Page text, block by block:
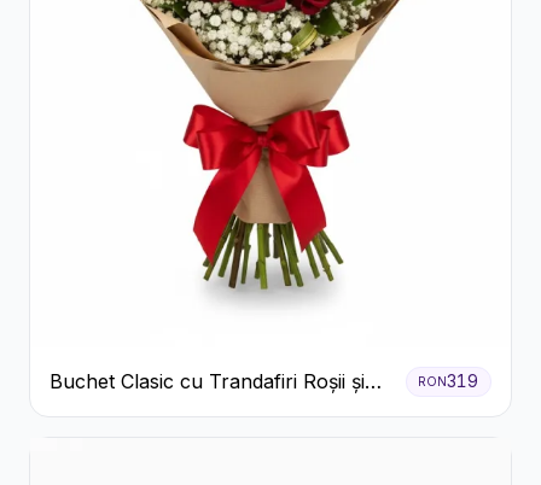
Buchet Clasic cu Trandafiri Roșii și
Gypsophila
RON319